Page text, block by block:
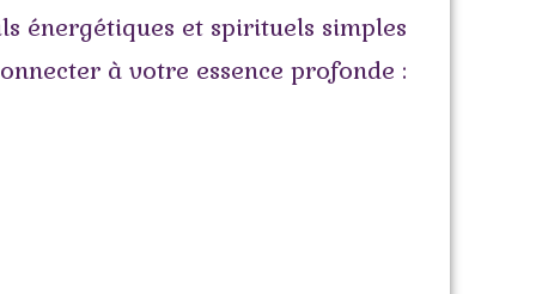
énergétiques et spirituels simples
à votre essence profonde :